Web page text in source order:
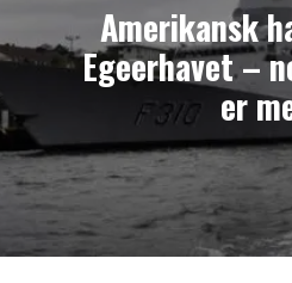
Amerikansk
Egeerhavet –
er